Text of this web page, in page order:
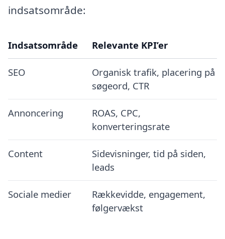
indsatsområde:
Indsatsområde Relevante KPI’er
SEO
Organisk trafik, placering på
søgeord, CTR
Annoncering
ROAS, CPC,
konverteringsrate
Content
Sidevisninger, tid på siden,
leads
Sociale medier
Rækkevidde, engagement,
følgervækst